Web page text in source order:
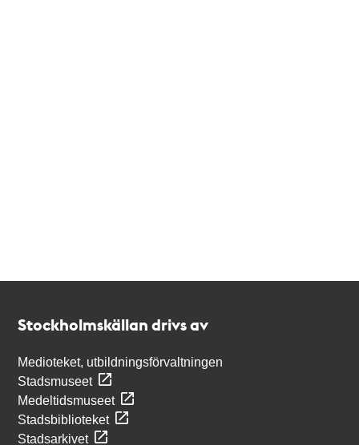
Stockholmskällan drivs av
Medioteket, utbildningsförvaltningen
Stadsmuseet
Medeltidsmuseet
Stadsbiblioteket
Stadsarkivet